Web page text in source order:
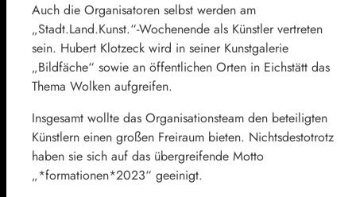
Auch die Organisatoren selbst werden am
„Stadt.Land.Kunst.“-Wochenende als Künstler vertreten
sein. Hubert Klotzeck wird in seiner Kunstgalerie
„Bildfäche“ sowie an öffentlichen Orten in Eichstätt das
Thema Wolken aufgreifen.
Insgesamt wollte das Organisationsteam den beteiligten
Künstlern einen großen Freiraum bieten. Nichtsdestotrotz
haben sie sich auf das übergreifende Motto
„*formationen*2023“ geeinigt.